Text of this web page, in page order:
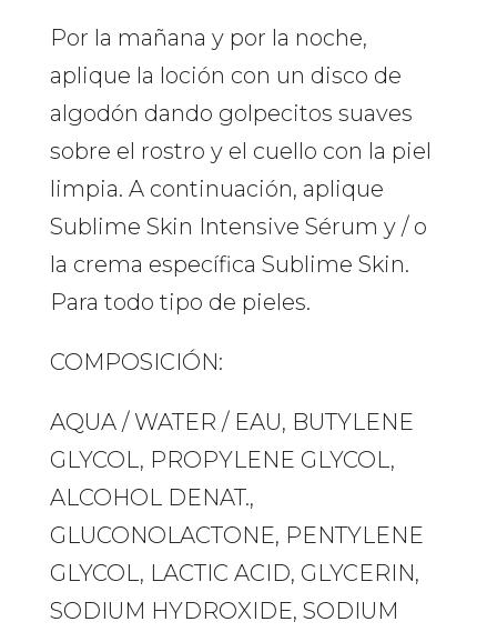
Por la mañana y por la noche,
aplique la loción con un disco de
algodón dando golpecitos suaves
sobre el rostro y el cuello con la piel
limpia. A continuación, aplique
Sublime Skin Intensive Sérum y / o
la crema específica Sublime Skin.
Para todo tipo de pieles.
COMPOSICIÓN:
AQUA / WATER / EAU, BUTYLENE
GLYCOL, PROPYLENE GLYCOL,
ALCOHOL DENAT.,
GLUCONOLACTONE, PENTYLENE
GLYCOL, LACTIC ACID, GLYCERIN,
SODIUM HYDROXIDE, SODIUM